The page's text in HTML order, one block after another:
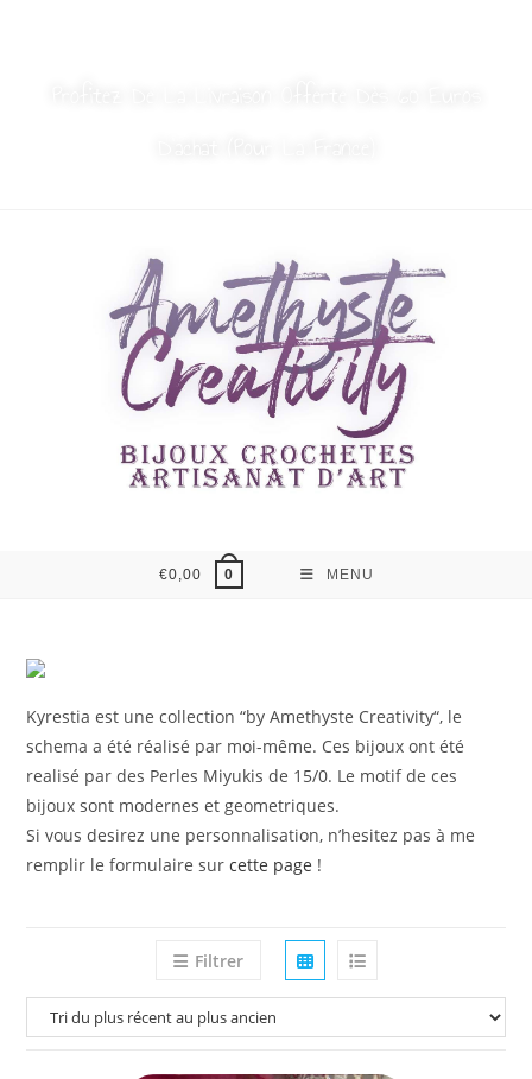
€0,00 0 MENU
Kyrestia est une collection “by Amethyste Creativity“, le
schema a été réalisé par moi-même. Ces bijoux ont été
realisé par des Perles Miyukis de 15/0. Le motif de ces
bijoux sont modernes et geometriques.
Si vous desirez une personnalisation, n’hesitez pas à me
remplir le formulaire surcette page !
Filtrer